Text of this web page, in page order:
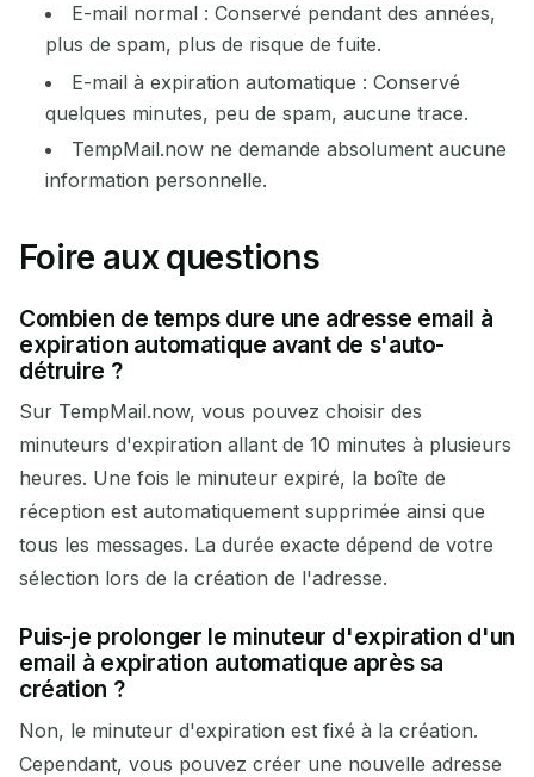
E-mail normal : Conservé pendant des années,
plus de spam, plus de risque de fuite.
E-mail à expiration automatique : Conservé
quelques minutes, peu de spam, aucune trace.
TempMail.now ne demande absolument aucune
information personnelle.
Foire aux questions
Combien de temps dure une adresse email à
expiration automatique avant de s'auto-
détruire ?
Sur TempMail.now, vous pouvez choisir des
minuteurs d'expiration allant de 10 minutes à plusieurs
heures. Une fois le minuteur expiré, la boîte de
réception est automatiquement supprimée ainsi que
tous les messages. La durée exacte dépend de votre
sélection lors de la création de l'adresse.
Puis-je prolonger le minuteur d'expiration d'un
email à expiration automatique après sa
création ?
Non, le minuteur d'expiration est fixé à la création.
Cependant, vous pouvez créer une nouvelle adresse